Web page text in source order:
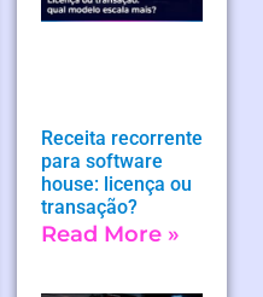
Receita recorrente
para software
house: licença ou
transação?
Read More »